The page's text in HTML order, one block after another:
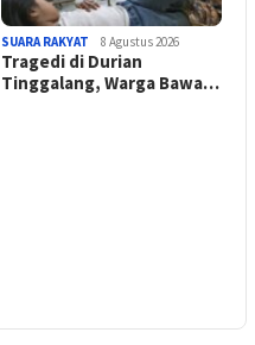
SUARA RAKYAT 8 Agustus 2026
Tragedi di Durian
Tinggalang, Warga Bawa…